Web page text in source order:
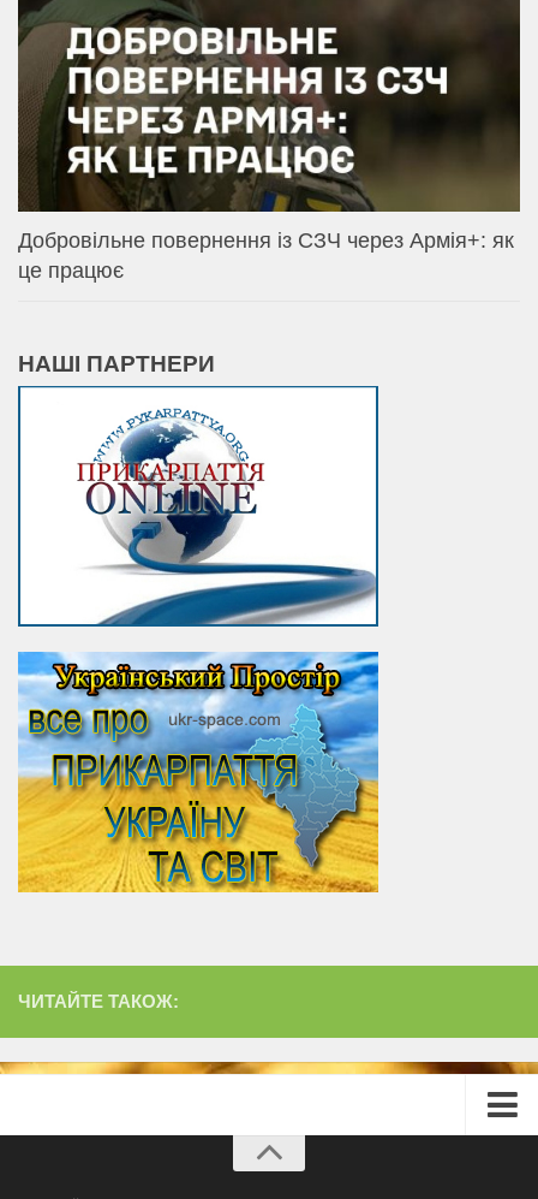
Добровільне повернення із СЗЧ через Армія+: як
це працює
НАШІ ПАРТНЕРИ
ЧИТАЙТЕ ТАКОЖ: